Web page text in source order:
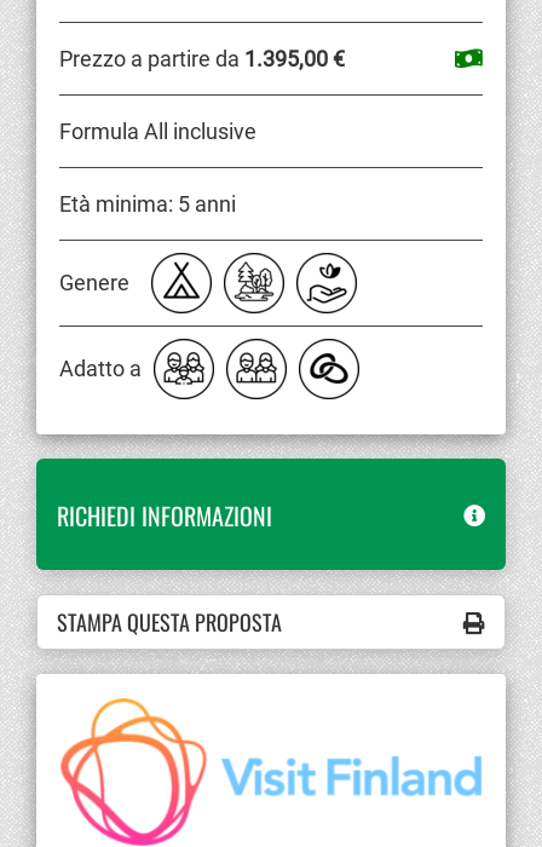
Prezzo a partire da 1.395,00 €
Formula All inclusive
Età minima: 5 anni
Genere
Adatto a
RICHIEDI INFORMAZIONI
STAMPA QUESTA PROPOSTA